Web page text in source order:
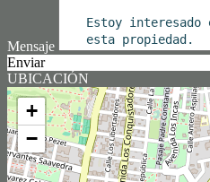
Mensaje
Enviar
UBICACIÓN
+
−